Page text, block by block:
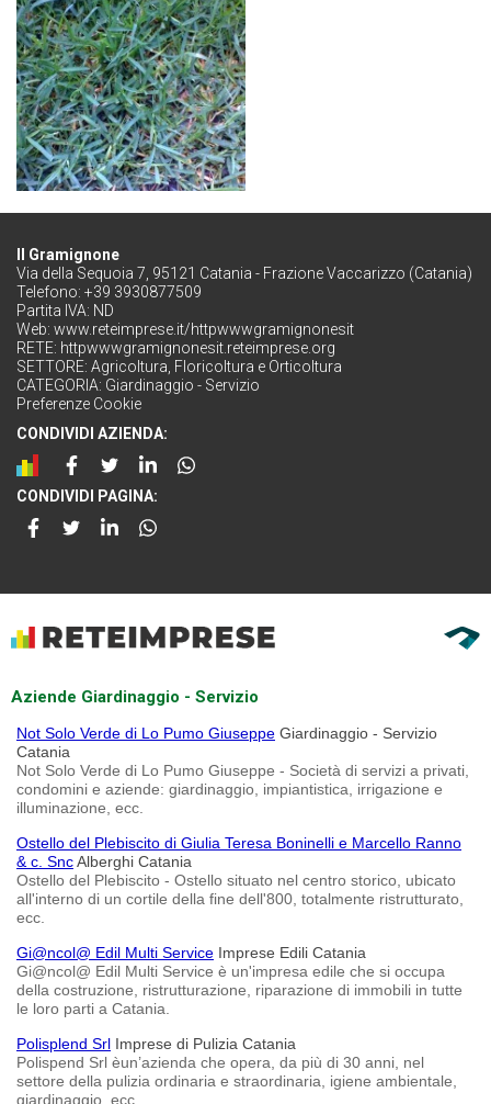
Il Gramignone
Via della Sequoia 7, 95121 Catania - Frazione Vaccarizzo (Catania)
Telefono: +39 3930877509
Partita IVA: ND
Web: www.reteimprese.it/httpwwwgramignonesit
RETE: httpwwwgramignonesit.reteimprese.org
SETTORE: Agricoltura, Floricoltura e Orticoltura
CATEGORIA: Giardinaggio - Servizio
Preferenze Cookie
CONDIVIDI AZIENDA:
CONDIVIDI PAGINA:
Aziende Giardinaggio - Servizio
Not Solo Verde di Lo Pumo Giuseppe Giardinaggio - Servizio
Catania
Not Solo Verde di Lo Pumo Giuseppe - Società di servizi a privati,
condomini e aziende: giardinaggio, impiantistica, irrigazione e
illuminazione, ecc.
Ostello del Plebiscito di Giulia Teresa Boninelli e Marcello Ranno
& c. SncAlberghi Catania
Ostello del Plebiscito - Ostello situato nel centro storico, ubicato
all'interno di un cortile della fine dell'800, totalmente ristrutturato,
ecc.
Gi@ncol@ Edil Multi Service Imprese Edili Catania
Gi@ncol@ Edil Multi Service è un'impresa edile che si occupa
della costruzione, ristrutturazione, riparazione di immobili in tutte
le loro parti a Catania.
Polisplend Srl Imprese di Pulizia Catania
Polispend Srl èun’azienda che opera, da più di 30 anni, nel
settore della pulizia ordinaria e straordinaria, igiene ambientale,
giardinaggio, ecc.